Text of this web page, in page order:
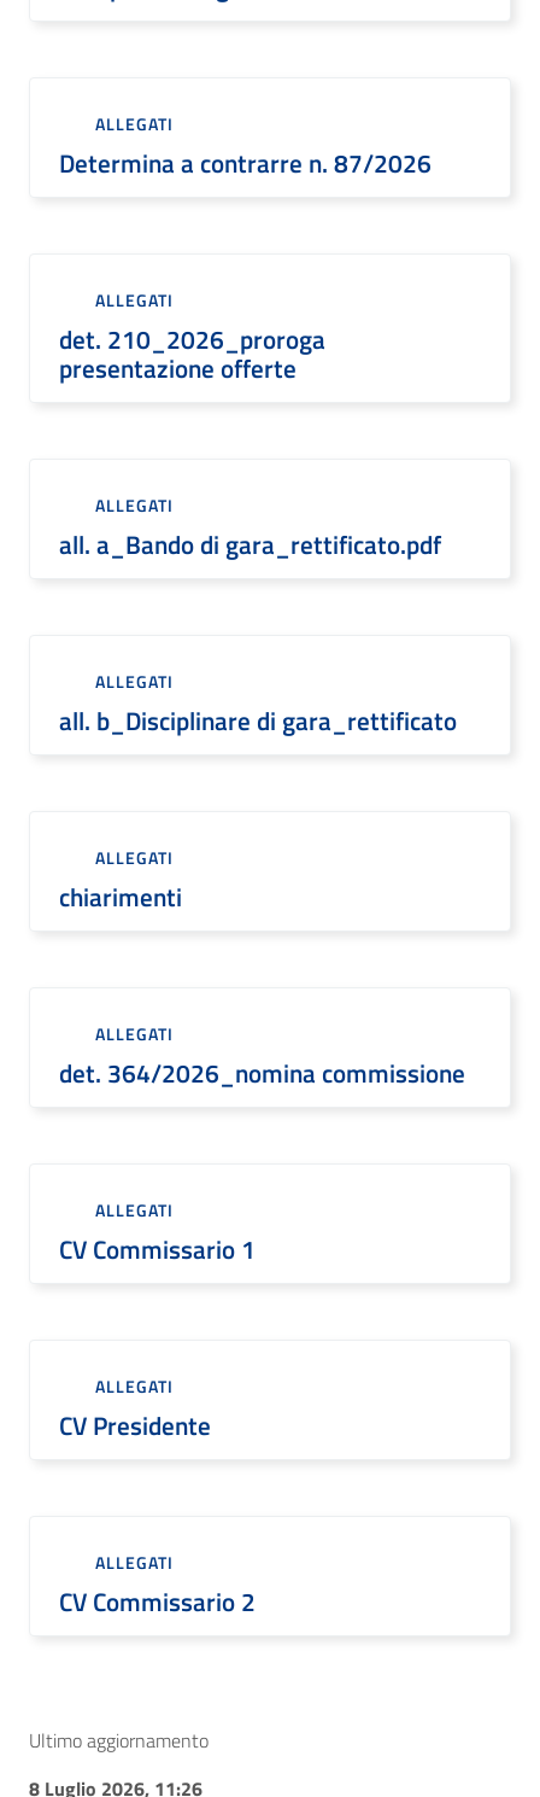
ALLEGATI
Determina a contrarre n. 87/2026
ALLEGATI
det. 210_2026_proroga
presentazione offerte
ALLEGATI
all. a_Bando di gara_rettificato.pdf
ALLEGATI
all. b_Disciplinare di gara_rettificato
ALLEGATI
chiarimenti
ALLEGATI
det. 364/2026_nomina commissione
ALLEGATI
CV Commissario 1
ALLEGATI
CV Presidente
ALLEGATI
CV Commissario 2
Ultimo aggiornamento
8 Luglio 2026, 11:26